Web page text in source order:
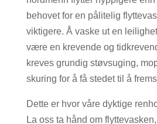
behovet for en pålitelig
viktigere. Å vaske ut en
være en krevende og
kreves grundig støvsuging,
skuring for å få stedet til å
Dette er hvor våre dyktige
La oss ta hånd om